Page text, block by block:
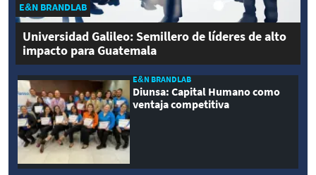
E&N BRANDLAB
Universidad Galileo: Semillero de líderes de alto
impacto para Guatemala
E&N BRANDLAB
Diunsa: Capital Humano como
ventaja competitiva